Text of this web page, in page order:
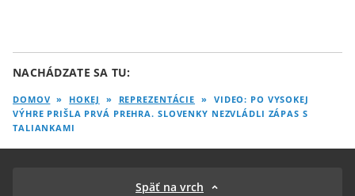
NACHÁDZATE SA TU:
DOMOV » HOKEJ » REPREZENTÁCIE » VIDEO: PO VYSOKEJ
VÝHRE PRIŠLA PRVÁ PREHRA. SLOVENKY NEZVLÁDLI ZÁPAS S
TALIANKAMI
Späť na vrch